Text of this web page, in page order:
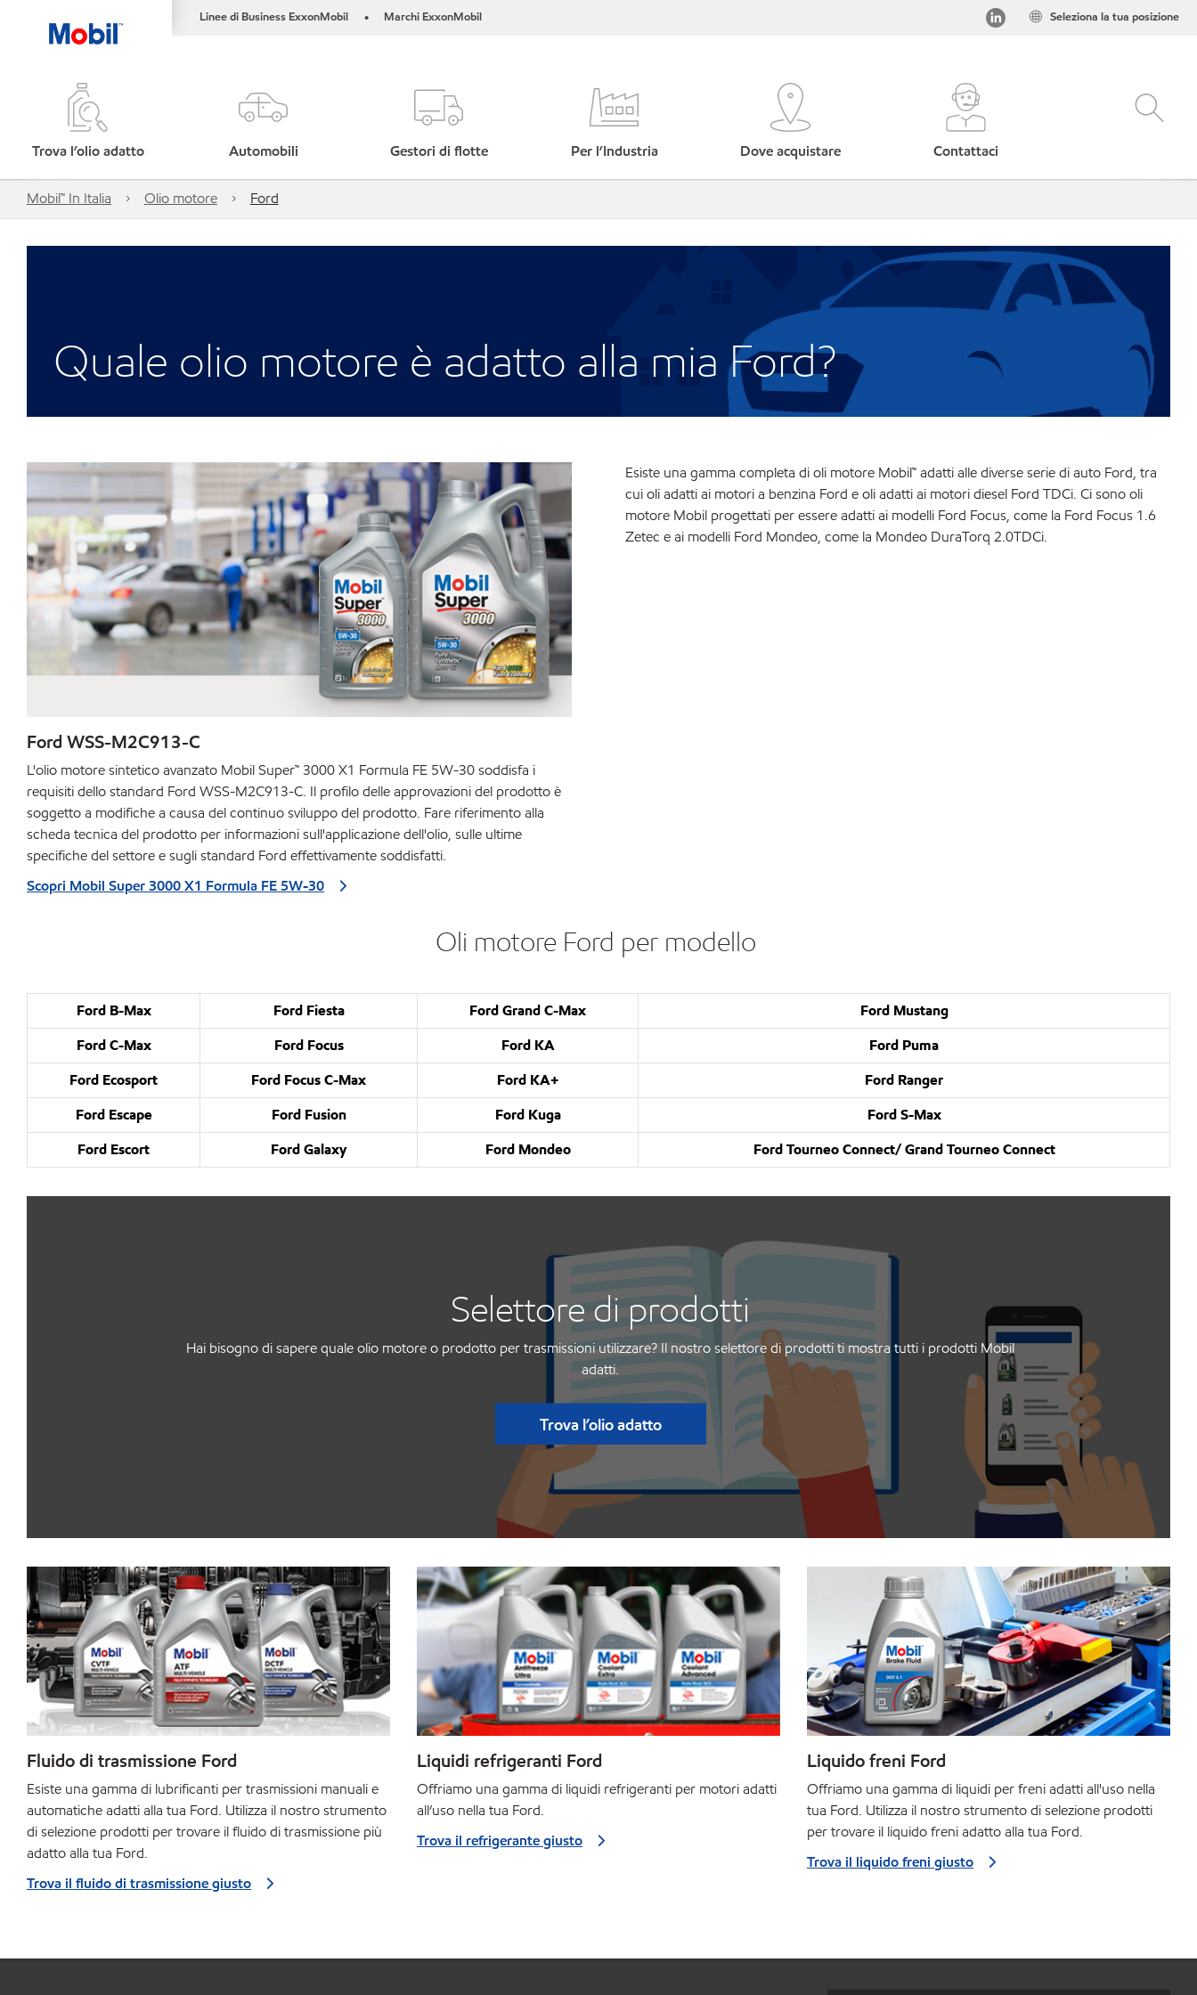
Linee di Business ExxonMobil • Marchi ExxonMobil Seleziona la tua posizione
Trova l’olio adatto Automobili Gestori di flotte Per l’Industria Dove acquistare Contattaci
Mobil™ In Italia Olio motore Ford
Quale olio motore è adatto alla mia Ford?
Ford WSS-M2C913-C
L'olio motore sintetico avanzato Mobil Super™ 3000 X1 Formula FE 5W-30 soddisfa i
requisiti dello standard Ford WSS-M2C913-C. Il profilo delle approvazioni del prodotto è
soggetto a modifiche a causa del continuo sviluppo del prodotto. Fare riferimento alla
scheda tecnica del prodotto per informazioni sull'applicazione dell'olio, sulle ultime
specifiche del settore e sugli standard Ford effettivamente soddisfatti.
Scopri Mobil Super 3000 X1 Formula FE 5W-30
Esiste una gamma completa di oli motore Mobil™ adatti alle diverse serie di auto Ford, tra
cui oli adatti ai motori a benzina Ford e oli adatti ai motori diesel Ford TDCi. Ci sono oli
motore Mobil progettati per essere adatti ai modelli Ford Focus, come la Ford Focus 1.6
Zetec e ai modelli Ford Mondeo, come la Mondeo DuraTorq 2.0TDCi. ​
Oli motore Ford per modello ​
Ford B-Max Ford Fiesta Ford Grand C-Max
Ford Mustang
Ford C-Max
Ford Focus Ford KA
Ford Puma
Ford Ecosport
Ford Focus C-Max Ford KA+
Ford Ranger
Ford Escape
Ford Fusion Ford Kuga
Ford S-Max
Ford Escort
Ford Galaxy Ford Mondeo Ford Tourneo Connect/ Grand Tourneo Connect
Selettore di prodotti
Hai bisogno di sapere quale olio motore o prodotto per trasmissioni utilizzare? Il nostro selettore di prodotti ti mostra tutti i prodotti Mobil
adatti.
Trova l’olio adatto
Fluido di trasmissione Ford
Esiste una gamma di lubrificanti per trasmissioni manuali e
automatiche adatti alla tua Ford. Utilizza il nostro strumento
di selezione prodotti per trovare il fluido di trasmissione più
adatto alla tua Ford.
Trova il fluido di trasmissione giusto
Liquidi refrigeranti Ford
Offriamo una gamma di liquidi refrigeranti per motori adatti
all’uso nella tua Ford.
Trova il refrigerante giusto
Liquido freni Ford
Offriamo una gamma di liquidi per freni adatti all'uso nella
tua Ford. Utilizza il nostro strumento di selezione prodotti
per trovare il liquido freni adatto alla tua Ford.
Trova il liquido freni giusto